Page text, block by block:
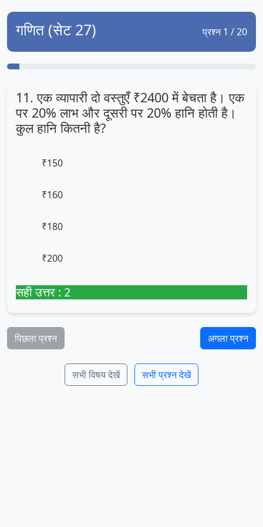
गणित (सेट 27) प्रश्न 1 / 20
11. एक व्यापारी दो वस्तुएँ ₹2400 में बेचता है। एक
पर 20% लाभ और दूसरी पर 20% हानि होती है।
कुल हानि कितनी है?
₹150
₹160
₹180
₹200
सही उत्तर : 2
पिछला प्रश्न अगला प्रश्न
सभी विषय देखें सभी प्रश्न देखें